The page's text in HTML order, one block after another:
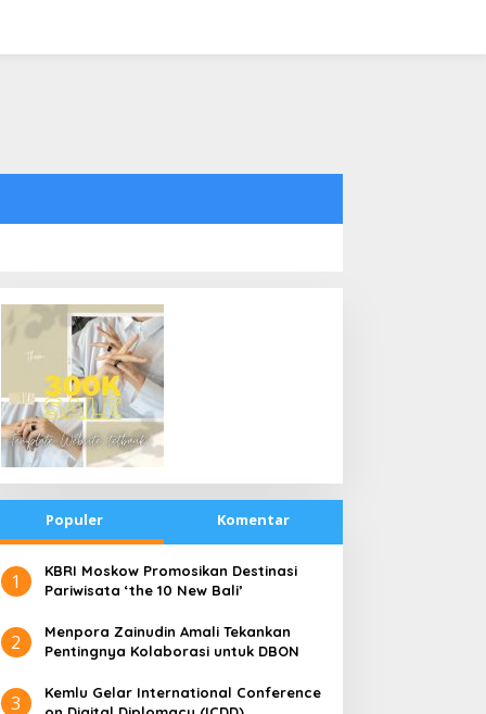
Populer Komentar
1
​KBRI Moskow Promosikan Destinasi
Pariwisata ‘the 10 New Bali’
2
​Menpora Zainudin Amali Tekankan
Pentingnya Kolaborasi untuk DBON
3
​Kemlu Gelar International Conference